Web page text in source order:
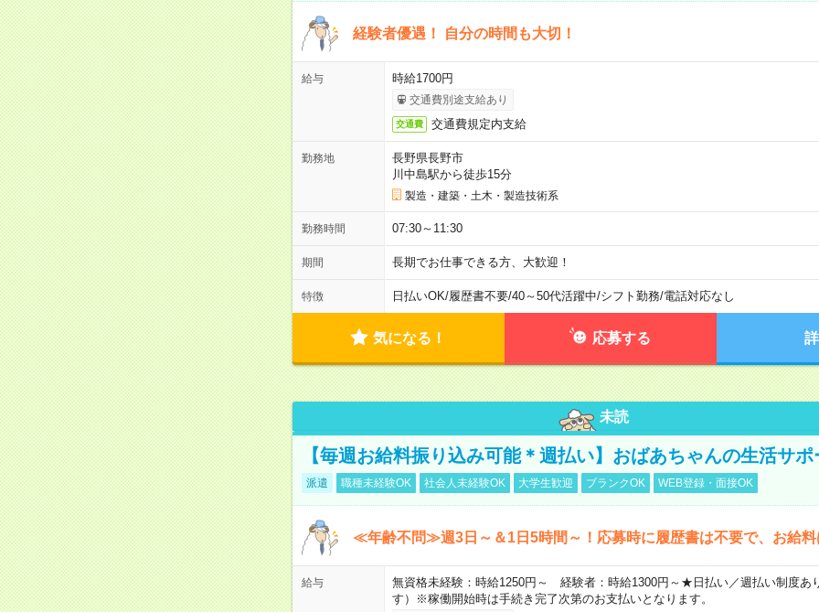
経験者優遇！ 自分の時間も大切！
給与 時給1700円
交通費別途支給あり
交通費 交通費規定内支給
勤務地
長野県長野市
川中島駅から徒歩15分
製造・建築・土木・製造技術系
勤務時間 07:30～11:30
期間 長期でお仕事できる方、大歓迎！
特徴 日払いOK/履歴書不要/40～50代活躍中/シフト勤務/電話対応なし
気になる！ 応募する
未読
【毎週お給料振り込み可能＊週払い】おばあちゃんの生活サポ
派遣 職種未経験OK 社会人未経験OK 大学生歓迎 ブランクOK WEB登録・面接OK
≪年齢不問≫週3日～＆1日5時間～！応募時に履歴書は不要で、お給料
給与
無資格未経験：時給1250円～ 経験者：時給1300円～★日払い／週払い制度あ
す）※稼働開始時は手続き完了次第のお支払いとなります。